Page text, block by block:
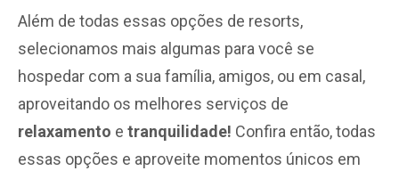
Além de todas essas opções de resorts,
selecionamos mais algumas para você se
hospedar com a sua família, amigos, ou em casal,
aproveitando os melhores serviços de
relaxamento e tranquilidade! Confira então, todas
essas opções e aproveite momentos únicos em